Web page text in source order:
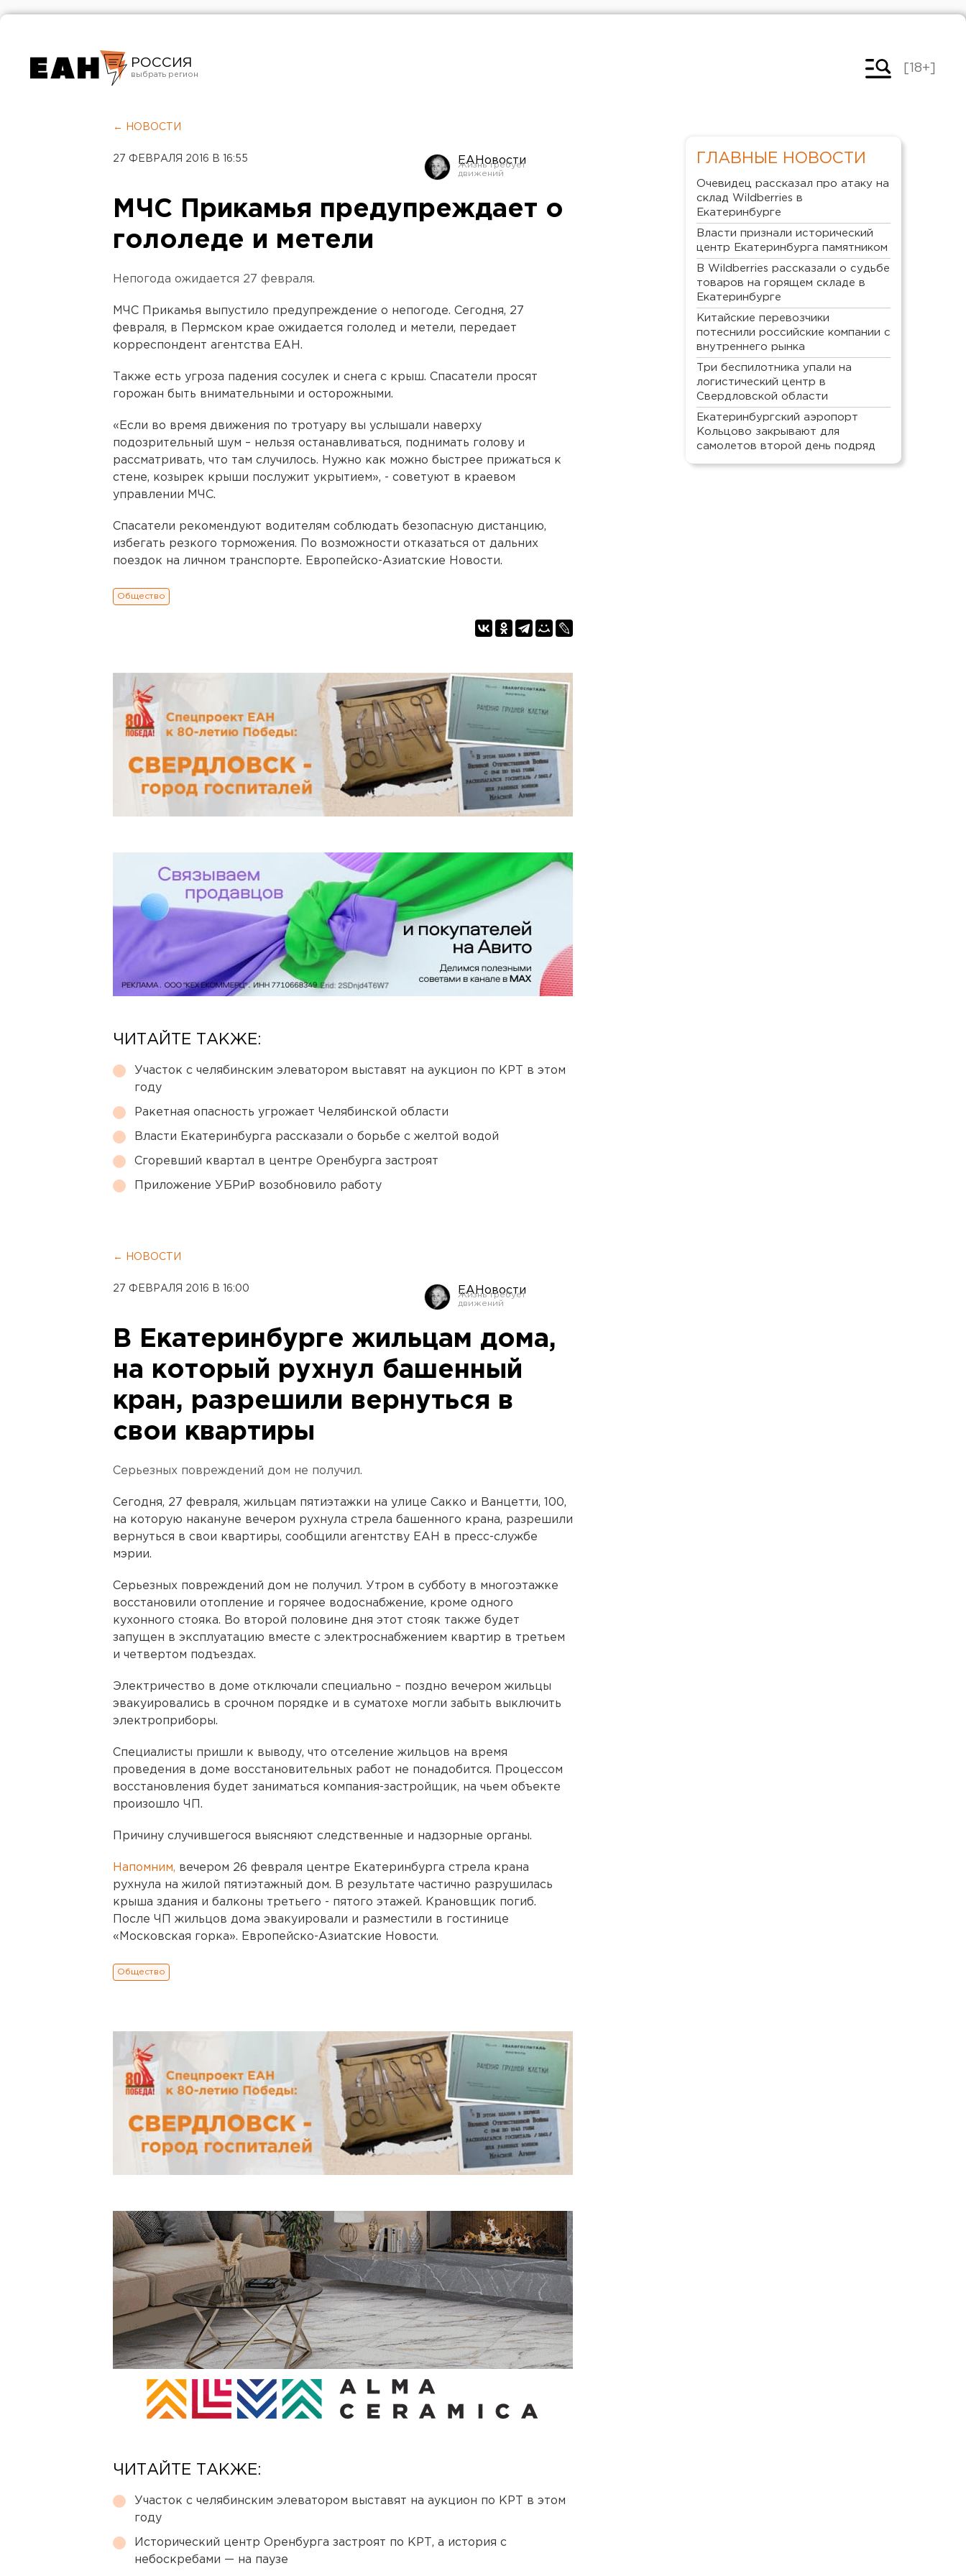
РОССИЯ
Челябинск
[18+]
← НОВОСТИ
27 ФЕВРАЛЯ 2016 В 16:55 ЕАНовости
МЧС Прикамья предупреждает о
гололеде и метели
Непогода ожидается 27 февраля.
МЧС Прикамья выпустило предупреждение о непогоде. Сегодня, 27
февраля, в Пермском крае ожидается гололед и метели, передает
корреспондент агентства ЕАН.
Также есть угроза падения сосулек и снега с крыш. Спасатели просят
горожан быть внимательными и осторожными.
«Если во время движения по тротуару вы услышали наверху
подозрительный шум – нельзя останавливаться, поднимать голову и
рассматривать, что там случилось. Нужно как можно быстрее прижаться к
стене, козырек крыши послужит укрытием», - советуют в краевом
управлении МЧС.
Спасатели рекомендуют водителям соблюдать безопасную дистанцию,
избегать резкого торможения. По возможности отказаться от дальних
поездок на личном транспорте. Европейско-Азиатские Новости.
Общество
ЧИТАЙТЕ ТАКЖЕ:
Участок с челябинским элеватором выставят на аукцион по КРТ в этом
году
Ракетная опасность угрожает Челябинской области
Власти Екатеринбурга рассказали о борьбе с желтой водой
Сгоревший квартал в центре Оренбурга застроят
Приложение УБРиР возобновило работу
← НОВОСТИ
27 ФЕВРАЛЯ 2016 В 16:00 ЕАНовости
В Екатеринбурге жильцам дома,
на который рухнул башенный
кран, разрешили вернуться в
свои квартиры
Серьезных повреждений дом не получил.
Сегодня, 27 февраля, жильцам пятиэтажки на улице Сакко и Ванцетти, 100,
на которую накануне вечером рухнула стрела башенного крана, разрешили
вернуться в свои квартиры, сообщили агентству ЕАН в пресс-службе
мэрии.
Серьезных повреждений дом не получил. Утром в субботу в многоэтажке
восстановили отопление и горячее водоснабжение, кроме одного
кухонного стояка. Во второй половине дня этот стояк также будет
запущен в эксплуатацию вместе с электроснабжением квартир в третьем
и четвертом подъездах.
Электричество в доме отключали специально – поздно вечером жильцы
эвакуировались в срочном порядке и в суматохе могли забыть выключить
электроприборы.
Специалисты пришли к выводу, что отселение жильцов на время
проведения в доме восстановительных работ не понадобится. Процессом
восстановления будет заниматься компания-застройщик, на чьем объекте
произошло ЧП.
Причину случившегося выясняют следственные и надзорные органы.
Напомним, вечером 26 февраля центре Екатеринбурга стрела крана
рухнула на жилой пятиэтажный дом. В результате частично разрушилась
крыша здания и балконы третьего - пятого этажей. Крановщик погиб.
После ЧП жильцов дома эвакуировали и разместили в гостинице
«Московская горка». Европейско-Азиатские Новости.
Общество
ЧИТАЙТЕ ТАКЖЕ:
Участок с челябинским элеватором выставят на аукцион по КРТ в этом
году
Исторический центр Оренбурга застроят по КРТ, а история с
небоскребами — на паузе
ГЛАВНЫЕ НОВОСТИ
Очевидец рассказал про атаку на
склад Wildberries в
Екатеринбурге
Власти признали исторический
центр Екатеринбурга памятником
В Wildberries рассказали о судьбе
товаров на горящем складе в
Екатеринбурге
Китайские перевозчики
потеснили российские компании с
внутреннего рынка
Три беспилотника упали на
логистический центр в
Свердловской области
Екатеринбургский аэропорт
Кольцово закрывают для
самолетов второй день подряд